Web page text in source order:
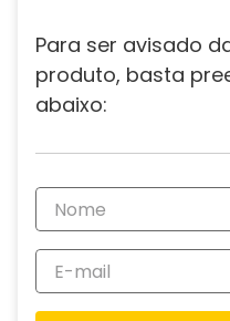
Para ser avisado
produto, basta
abaixo: